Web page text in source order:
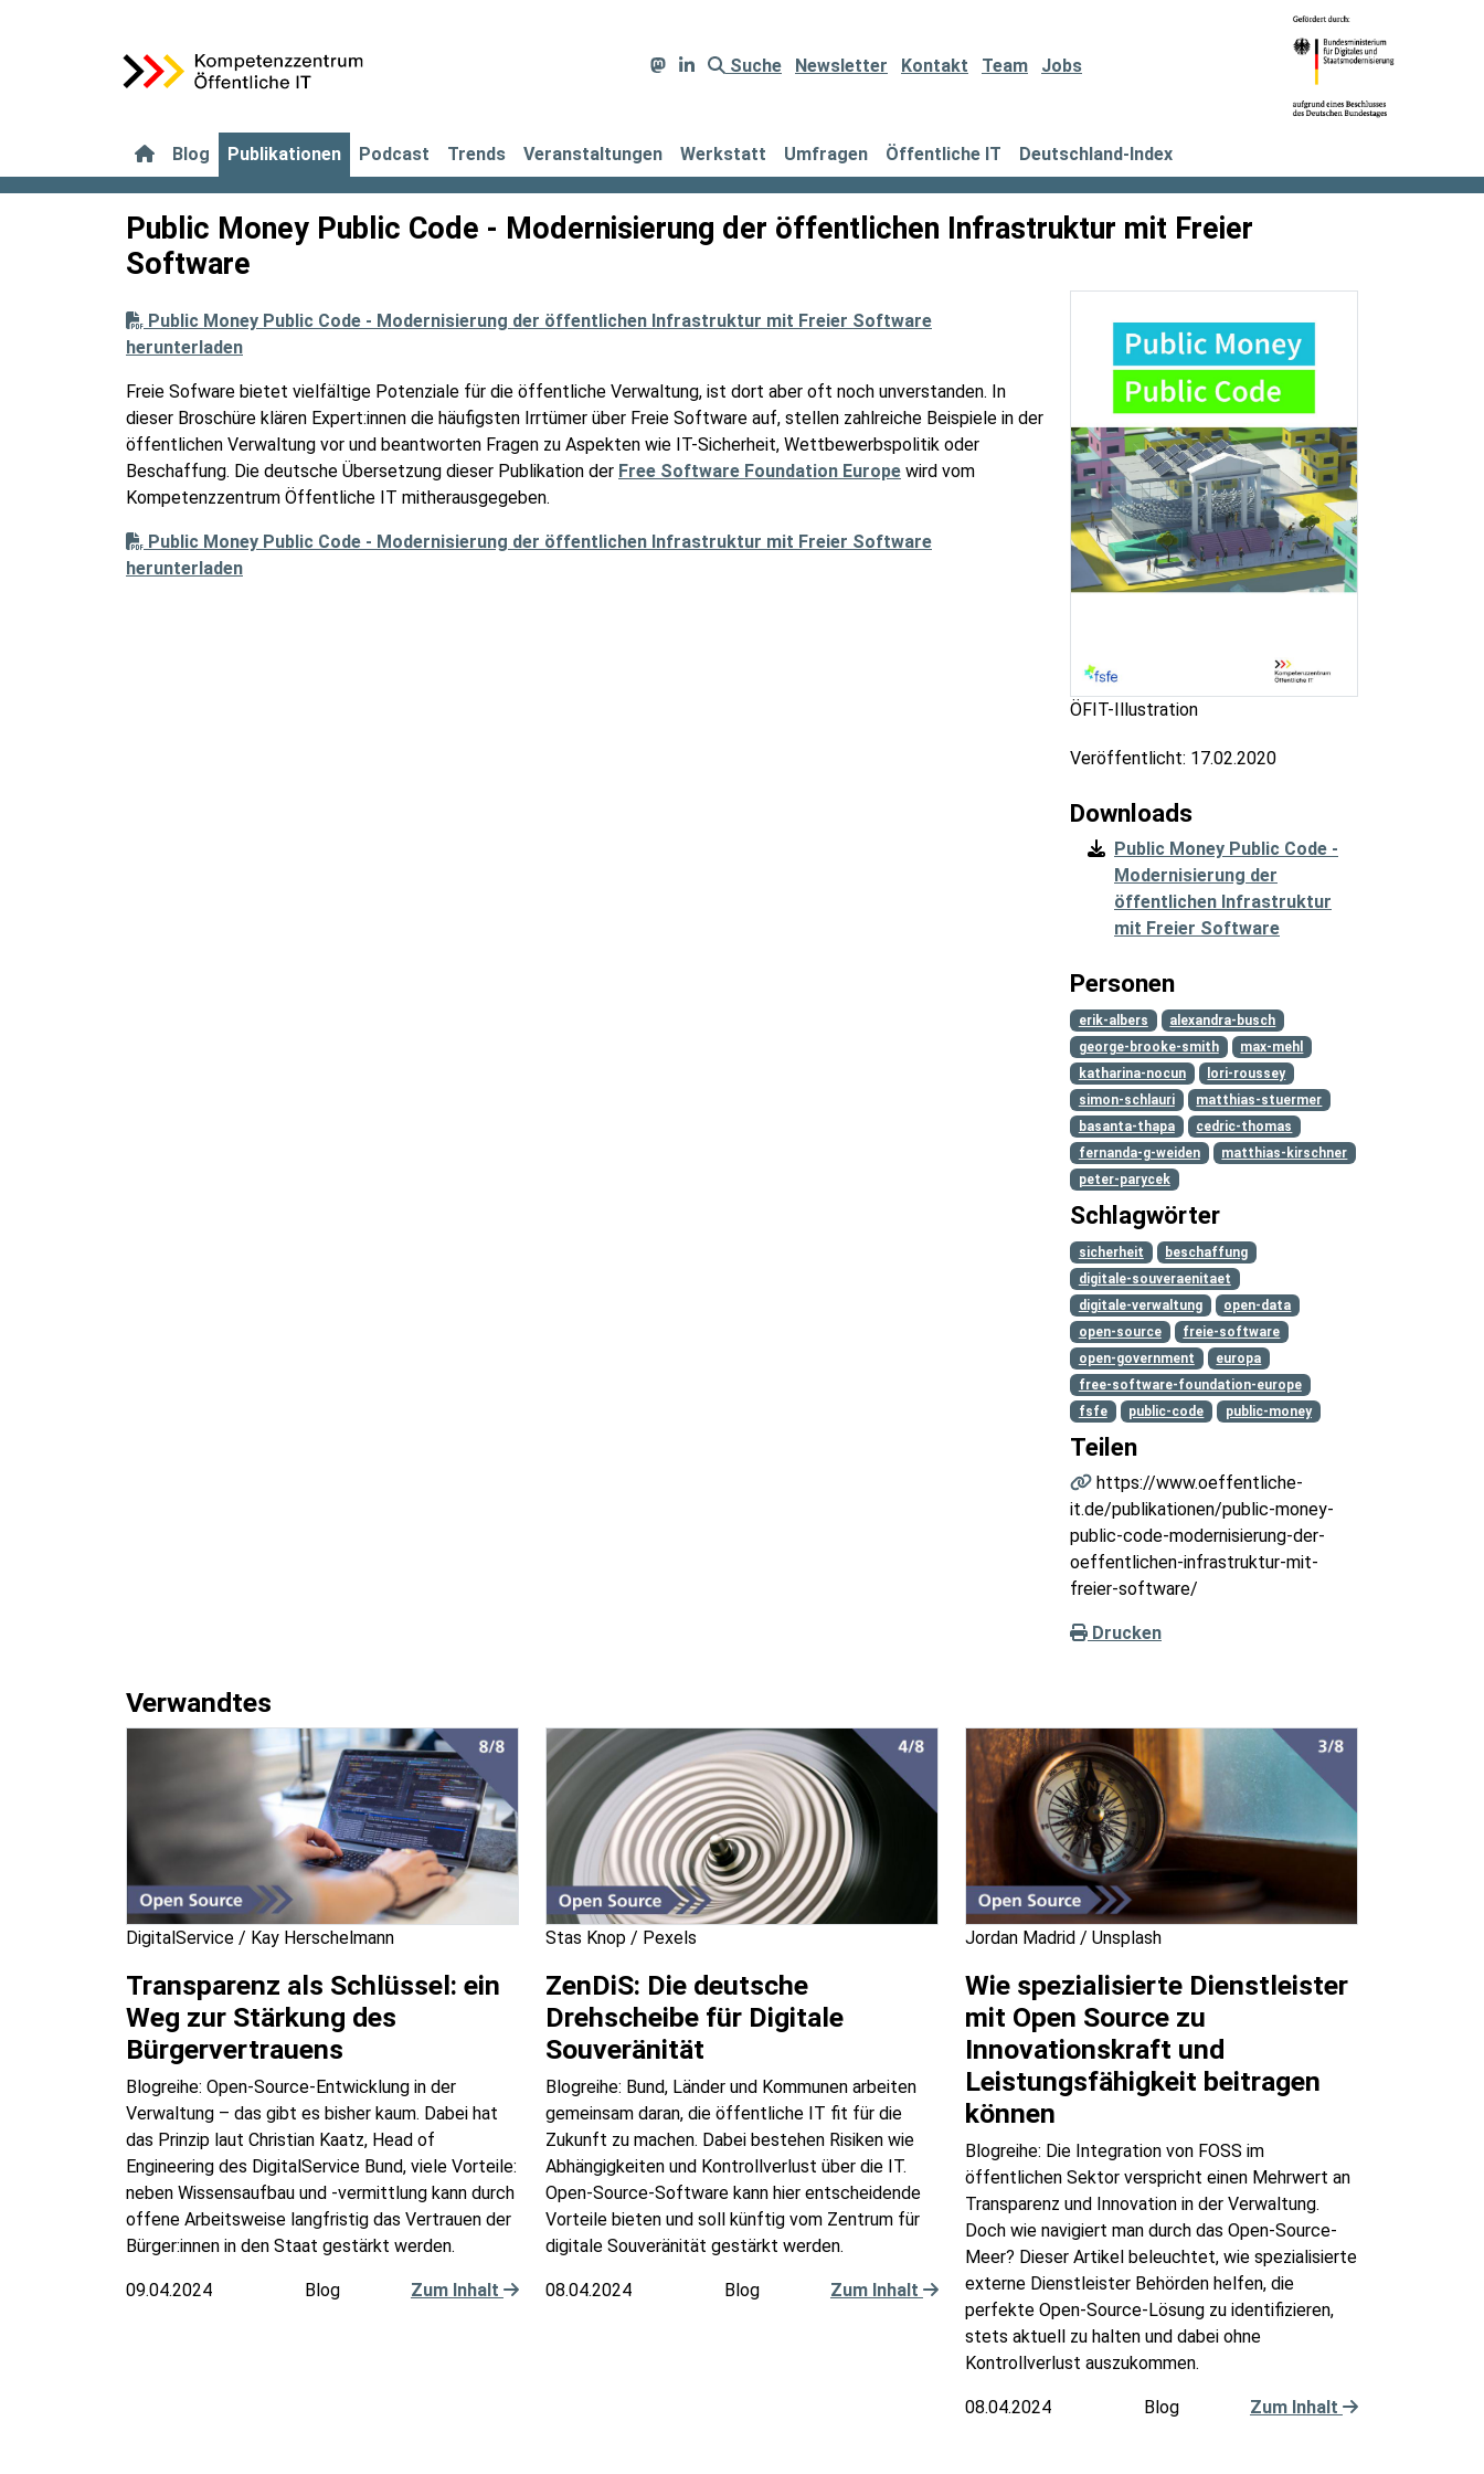
Suche Newsletter Kontakt Team Jobs
Blog Publikationen Podcast Trends Veranstaltungen Werkstatt Umfragen Öffentliche IT Deutschland-Index
Public Money Public Code - Modernisierung der öffentlichen Infrastruktur mit Freier
Software
Public Money Public Code - Modernisierung der öffentlichen Infrastruktur mit Freier Software
herunterladen
Freie Sofware bietet vielfältige Potenziale für die öffentliche Verwaltung, ist dort aber oft noch unverstanden. In
dieser Broschüre klären Expert:innen die häufigsten Irrtümer über Freie Software auf, stellen zahlreiche Beispiele in der
öffentlichen Verwaltung vor und beantworten Fragen zu Aspekten wie IT-Sicherheit, Wettbewerbspolitik oder
Beschaffung. Die deutsche Übersetzung dieser Publikation der Free Software Foundation Europe wird vom
Kompetenzzentrum Öffentliche IT mitherausgegeben.
Public Money Public Code - Modernisierung der öffentlichen Infrastruktur mit Freier Software
herunterladen
ÖFIT-Illustration
Veröffentlicht: 17.02.2020
Downloads
Public Money Public Code -
Modernisierung der
öffentlichen Infrastruktur
mit Freier Software
Personen
erik-albers
alexandra-busch
george-brooke-smith
max-mehl
katharina-nocun
lori-roussey
simon-schlauri
matthias-stuermer
basanta-thapa
cedric-thomas
fernanda-g-weiden
matthias-kirschner
peter-parycek
Schlagwörter
sicherheit
beschaffung
digitale-souveraenitaet
digitale-verwaltung
open-data
open-source
freie-software
open-government
europa
free-software-foundation-europe
fsfe
public-code public-money
Teilen
https://www.oeffentliche-
it.de/publikationen/public-money-
public-code-modernisierung-der-
oeffentlichen-infrastruktur-mit-
freier-software/
Drucken
Verwandtes
DigitalService / Kay Herschelmann
Transparenz als Schlüssel: ein
Weg zur Stärkung des
Bürgervertrauens
Blogreihe: Open-Source-Entwicklung in der
Verwaltung – das gibt es bisher kaum. Dabei hat
das Prinzip laut Christian Kaatz, Head of
Engineering des DigitalService Bund, viele Vorteile:
neben Wissensaufbau und -vermittlung kann durch
offene Arbeitsweise langfristig das Vertrauen der
Bürger:innen in den Staat gestärkt werden.
09.04.2024 Blog Zum Inhalt
Stas Knop / Pexels
ZenDiS: Die deutsche
Drehscheibe für Digitale
Souveränität
Blogreihe: Bund, Länder und Kommunen arbeiten
gemeinsam daran, die öffentliche IT fit für die
Zukunft zu machen. Dabei bestehen Risiken wie
Abhängigkeiten und Kontrollverlust über die IT.
Open-Source-Software kann hier entscheidende
Vorteile bieten und soll künftig vom Zentrum für
digitale Souveränität gestärkt werden.
08.04.2024 Blog Zum Inhalt
Jordan Madrid / Unsplash
Wie spezialisierte Dienstleister
mit Open Source zu
Innovationskraft und
Leistungsfähigkeit beitragen
können
Blogreihe: Die Integration von FOSS im
öffentlichen Sektor verspricht einen Mehrwert an
Transparenz und Innovation in der Verwaltung.
Doch wie navigiert man durch das Open-Source-
Meer? Dieser Artikel beleuchtet, wie spezialisierte
externe Dienstleister Behörden helfen, die
perfekte Open-Source-Lösung zu identifizieren,
stets aktuell zu halten und dabei ohne
Kontrollverlust auszukommen.
08.04.2024 Blog Zum Inhalt